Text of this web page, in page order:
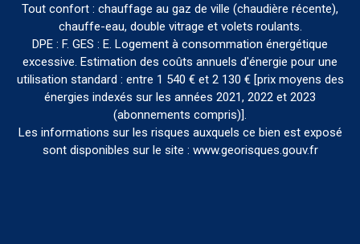
Tout confort : chauffage au gaz de ville (chaudière récente),
chauffe-eau, double vitrage et volets roulants.
DPE : F. GES : E. Logement à consommation énergétique
excessive. Estimation des coûts annuels d'énergie pour une
utilisation standard : entre 1 540 € et 2 130 € [prix moyens des
énergies indexés sur les années 2021, 2022 et 2023
(abonnements compris)].
Les informations sur les risques auxquels ce bien est exposé
sont disponibles sur le site : www.georisques.gouv.fr